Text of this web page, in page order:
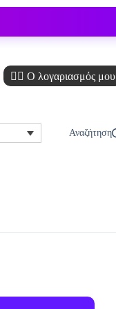
🙋‍♂️ Ο λογαριασμός μου